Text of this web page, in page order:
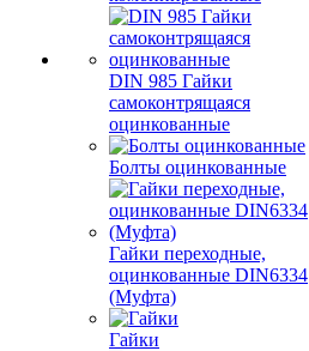
DIN 985 Гайки
самоконтрящаяся
оцинкованные
Болты оцинкованные
Гайки переходные,
оцинкованные DIN6334
(Муфта)
Гайки